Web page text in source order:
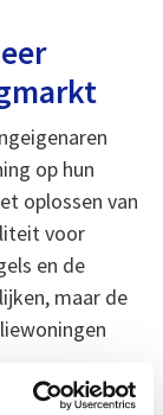
op hun
oplossen van
voor
en de
maar de